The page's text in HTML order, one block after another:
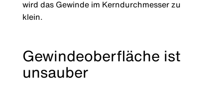
wird das Gewinde im Kerndurchmesser zu
klein.
Gewindeoberfläche ist
unsauber